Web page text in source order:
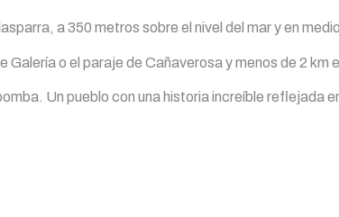
a 350 metros sobre el nivel del mar y en
o el paraje de Cañaverosa y menos de 2 km
Un pueblo con una historia increíble reflejada